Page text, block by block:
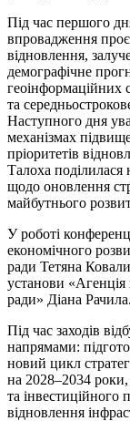
Під час першого
впровадження
відновлення,
демографічне
геоінформаційних
та
Наступного дня
механізмах
пріоритетів
Талоха
щодо оновлення
майбутнього
У роботі
економічного
ради Тетяна
установи «Агенція
ради» Діана Рачила.
Під час заходів
напрямами:
новий цикл
на 2028–2034 роки,
та інвестиційного
відновлення